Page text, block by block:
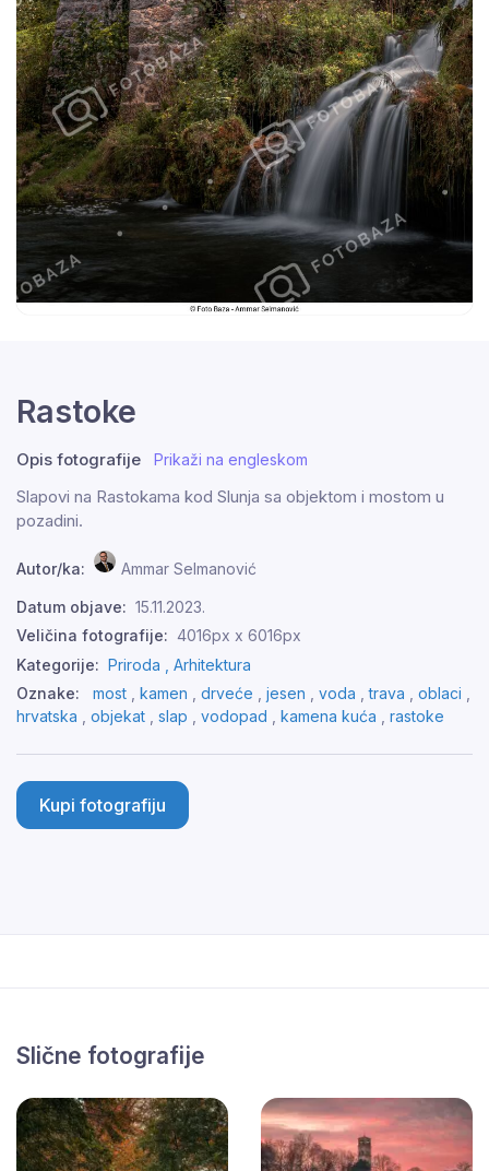
Rastoke
Opis fotografije Prikaži na engleskom
Slapovi na Rastokama kod Slunja sa objektom i mostom u
pozadini.
Autor/ka: Ammar Selmanović
Datum objave: 15.11.2023.
Veličina fotografije: 4016px x 6016px
Kategorije: Priroda , Arhitektura
Oznake:
most kamen drveće jesen voda ,trava oblaci
hrvatska
objekat slap vodopad kamena kuća rastoke
Kupi fotografiju
Slične fotografije